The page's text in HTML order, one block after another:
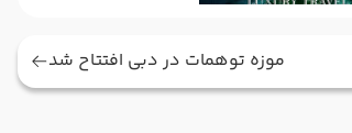
موزه توهمات در دبی افتتاح شد